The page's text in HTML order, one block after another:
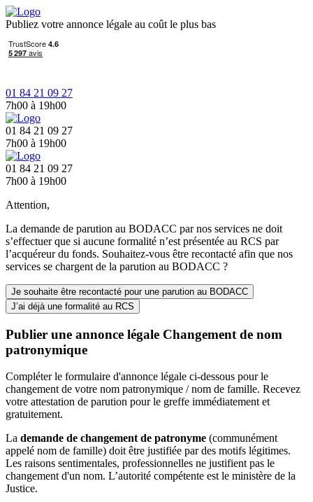
Publiez votre annonce légale au coût le plus bas
01 84 21 09 27
7h00 à 19h00
01 84 21 09 27
7h00 à 19h00
01 84 21 09 27
7h00 à 19h00
Attention,
La demande de parution au BODACC par nos services ne doit
s’effectuer que si aucune formalité n’est présentée au RCS par
l’acquéreur du fonds. Souhaitez-vous être recontacté afin que nos
services se chargent de la parution au BODACC ?
Je souhaite être recontacté pour une parution au BODACC
J’ai déjà une formalité au RCS
Publier une annonce légale Changement de nom
patronymique
Compléter le formulaire d'annonce légale ci-dessous pour le
changement de votre nom patronymique / nom de famille. Recevez
votre attestation de parution pour le greffe immédiatement et
gratuitement.
La demande de changement de patronyme (communément
appelé nom de famille) doit être justifiée par des motifs légitimes.
Les raisons sentimentales, professionnelles ne justifient pas le
changement d'un nom. L’autorité compétente est le ministère de la
Justice.